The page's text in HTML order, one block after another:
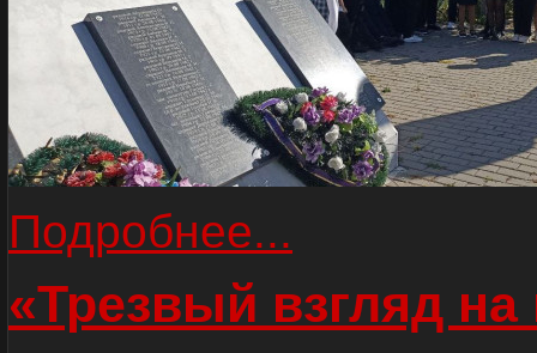
Подробнее...
«Трезвый взгляд на